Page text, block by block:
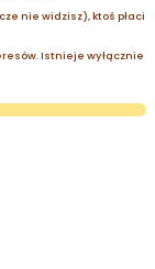
nie widzisz), ktoś płaci
Istnieje wyłącznie